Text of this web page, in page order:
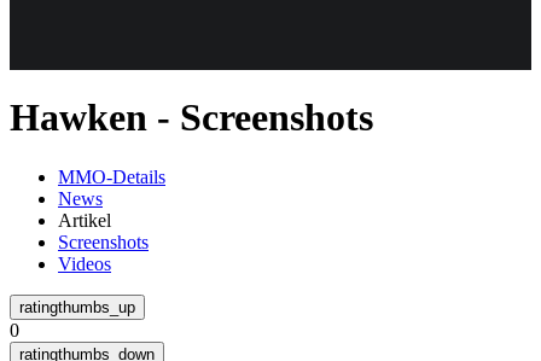
Hawken - Screenshots
MMO-Details
News
Artikel
Screenshots
Videos
0